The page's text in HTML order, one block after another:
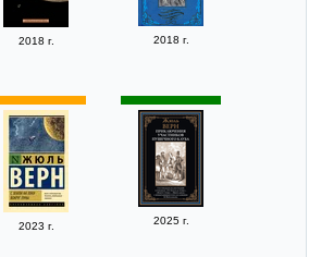
2018 г.
2018 г.
2023 г. 2025 г.